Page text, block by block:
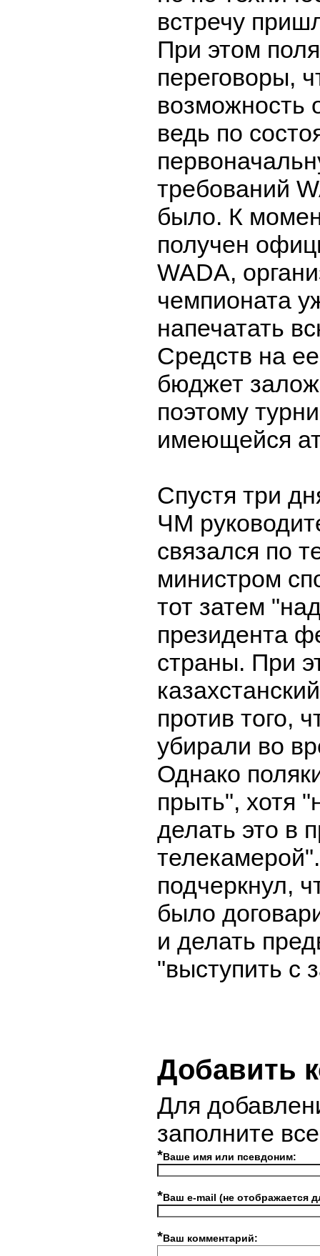
встречу
При этом
переговоры,
возможность
ведь по
требований
было. К
получен
WADA,
чемпионата
напечатать
Средств на
бюджет
поэтому
имеющейся
Спустя три
ЧМ
связался по
министром
тот затем
президента
страны. При
против того,
убирали во
Однако
прыть", хотя
делать это в
подчеркнул,
было
и делать
"выступить с
Добавить
Для
заполните
*Ваше имя или псевдоним:
*Ваш e-mail (не отображается
*Ваш комментарий: